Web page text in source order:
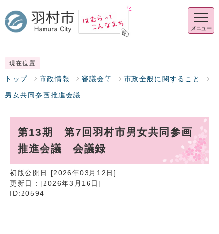
メニュー
現在位置
トップ 市政情報 審議会等 市政全般に関すること
男女共同参画推進会議
第13期 第7回羽村市男女共同参画
推進会議 会議録
初版公開日:[2026年03月12日]
更新日：[2026年3月16日]
ID:20594